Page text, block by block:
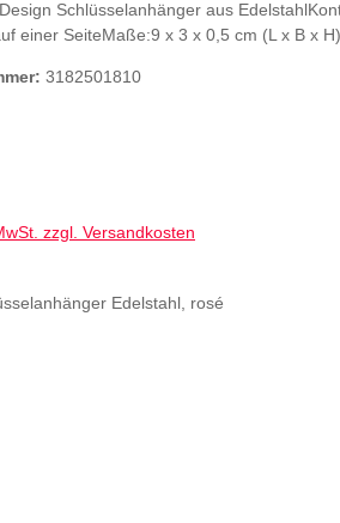
Schlüsselanhänger aus
einer SeiteMaße:9 x 3 x 0,5 cm (L x B x
3182501810
zzgl. Versandkosten